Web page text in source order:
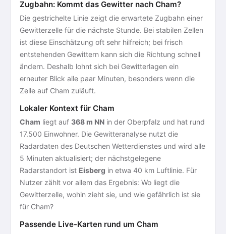
Zugbahn: Kommt das Gewitter nach Cham?
Die gestrichelte Linie zeigt die erwartete Zugbahn einer
Gewitterzelle für die nächste Stunde. Bei stabilen Zellen
ist diese Einschätzung oft sehr hilfreich; bei frisch
entstehenden Gewittern kann sich die Richtung schnell
ändern. Deshalb lohnt sich bei Gewitterlagen ein
erneuter Blick alle paar Minuten, besonders wenn die
Zelle auf Cham zuläuft.
Lokaler Kontext für Cham
Cham liegt auf 368 m NN in der Oberpfalz und hat rund
17.500 Einwohner. Die Gewitteranalyse nutzt die
Radardaten des Deutschen Wetterdienstes und wird alle
5 Minuten aktualisiert; der nächstgelegene
Radarstandort ist Eisberg in etwa 40 km Luftlinie. Für
Nutzer zählt vor allem das Ergebnis: Wo liegt die
Gewitterzelle, wohin zieht sie, und wie gefährlich ist sie
für Cham?
Passende Live-Karten rund um Cham